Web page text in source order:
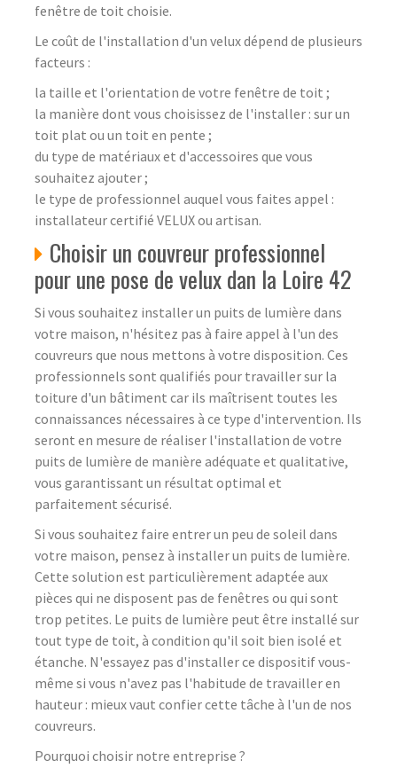
fenêtre de toit choisie.
Le coût de l'installation d'un velux dépend de plusieurs
facteurs :
la taille et l'orientation de votre fenêtre de toit ;
la manière dont vous choisissez de l'installer : sur un
toit plat ou un toit en pente ;
du type de matériaux et d'accessoires que vous
souhaitez ajouter ;
le type de professionnel auquel vous faites appel :
installateur certifié VELUX ou artisan.
Choisir un couvreur professionnel
pour une pose de velux dan la Loire 42
Si vous souhaitez installer un puits de lumière dans
votre maison, n'hésitez pas à faire appel à l'un des
couvreurs que nous mettons à votre disposition. Ces
professionnels sont qualifiés pour travailler sur la
toiture d'un bâtiment car ils maîtrisent toutes les
connaissances nécessaires à ce type d'intervention. Ils
seront en mesure de réaliser l'installation de votre
puits de lumière de manière adéquate et qualitative,
vous garantissant un résultat optimal et
parfaitement sécurisé.
Si vous souhaitez faire entrer un peu de soleil dans
votre maison, pensez à installer un puits de lumière.
Cette solution est particulièrement adaptée aux
pièces qui ne disposent pas de fenêtres ou qui sont
trop petites. Le puits de lumière peut être installé sur
tout type de toit, à condition qu'il soit bien isolé et
étanche. N'essayez pas d'installer ce dispositif vous-
même si vous n'avez pas l'habitude de travailler en
hauteur : mieux vaut confier cette tâche à l'un de nos
couvreurs.
Pourquoi choisir notre entreprise ?